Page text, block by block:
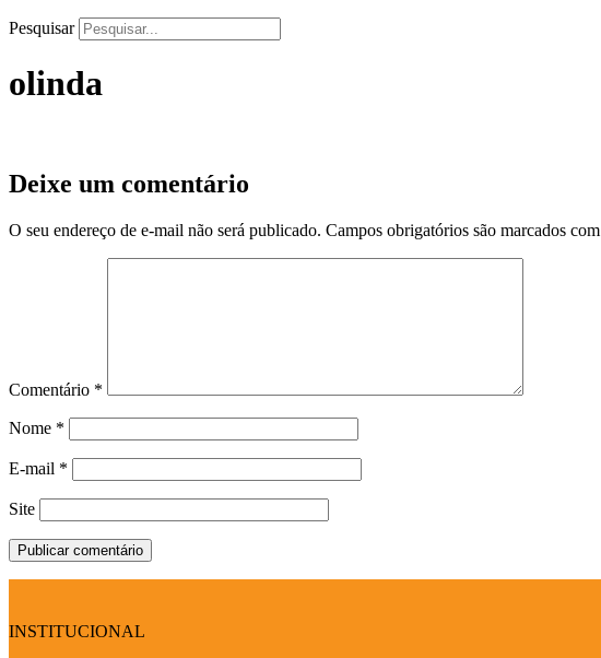
Pesquisar
olinda
Deixe um comentário
O seu endereço de e-mail não será publicado. Campos obrigatórios são marcados com
Comentário *
Nome *
E-mail *
Site
INSTITUCIONAL